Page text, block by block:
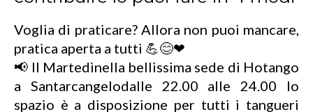
Voglia di praticare? Allora non puoi mancare,
pratica aperta a tutti 💪😊❤
📢 Il Martedìnella bellissima sede di Hotango
a Santarcangelodalle 22.00 alle 24.00 lo
spazio è a disposizione per tutti i tangueri